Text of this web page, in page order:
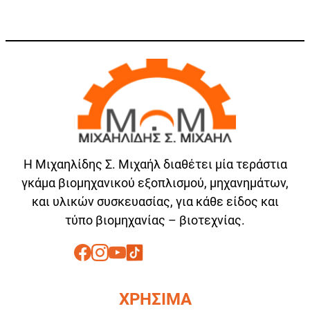
Η Μιχαηλίδης Σ. Μιχαήλ διαθέτει μία τεράστια
γκάμα βιομηχανικού εξοπλισμού, μηχανημάτων,
και υλικών συσκευασίας, για κάθε είδος και
τύπο βιομηχανίας – βιοτεχνίας.
ΧΡΗΣΙΜΑ